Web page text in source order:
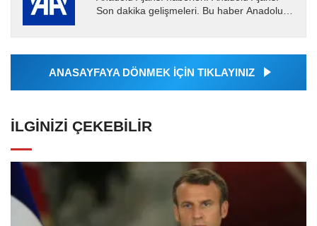
Son dakika gelişmeleri. Bu haber Anadolu
Ajansı tarafından...
ANASAYFAYA DÖNMEK İÇİN TIKLAYINIZ
İLGINIZI ÇEKEBILIR